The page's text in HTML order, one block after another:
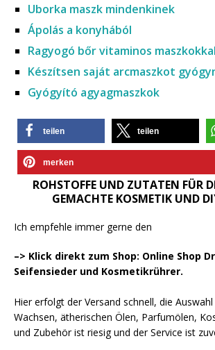
Uborka maszk mindenkinek
Ápolás a konyhából
Ragyogó bőr vitaminos maszkokkal
Készítsen saját arcmaszkot
Gyógyító agyagmaszkok
teilen teilen
merken
ROHSTOFFE UND ZUTATEN FÜR
GEMACHTE KOSMETIK UND
Ich empfehle immer gerne den
–> Klick direkt zum Shop: Online Shop
Seifensieder und Kosmetikrührer.
Hier erfolgt der Versand schnell, die
Wachsen, ätherischen Ölen, Parfumölen,
und Zubehör ist riesig und der Service ist